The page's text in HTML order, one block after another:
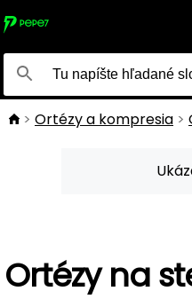
Ortézy a kompresia
Ortézy na